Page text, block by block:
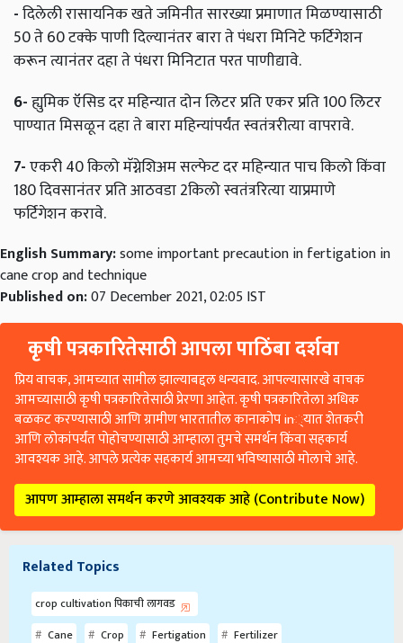
-दिलेली रासायनिक खते जमिनीत सारख्या प्रमाणात मिळण्यासाठी
50 ते 60 टक्के पाणी दिल्यानंतर बारा ते पंधरा मिनिटे फर्टिगेशन
करून त्यानंतर दहा ते पंधरा मिनिटात परत पाणीद्यावे.
6-ह्युमिक ऍसिड दर महिन्यात दोन लिटर प्रति एकर प्रति 100 लिटर
पाण्यात मिसळून दहा ते बारा महिन्यांपर्यंत स्वतंत्ररीत्या वापरावे.
7-एकरी 40 किलो मॅग्नेशिअम सल्फेट दर महिन्यात पाच किलो किंवा
180 दिवसानंतर प्रति आठवडा 2किलो स्वतंत्ररित्या याप्रमाणे
फर्टिगेशन करावे.
English Summary:some important precaution in fertigation in
cane crop and technique
Published on:07 December 2021, 02:05 IST
कृषी पत्रकारितेसाठी आपला पाठिंबा दर्शवा
प्रिय वाचक, आमच्यात सामील झाल्याबद्दल धन्यवाद. आपल्यासारखे वाचक
आमच्यासाठी कृषी पत्रकारितेसाठी प्रेरणा आहेत. कृषी पत्रकारितेला अधिक
बळकट करण्यासाठी आणि ग्रामीण भारतातील कानाकोप in्यात शेतकरी
आणि लोकांपर्यंत पोहोचण्यासाठी आम्हाला तुमचे समर्थन किंवा सहकार्य
आवश्यक आहे. आपले प्रत्येक सहकार्य आमच्या भविष्यासाठी मोलाचे आहे.
आपण आम्हाला समर्थन करणे आवश्यक आहे (Contribute Now)
Related Topics
crop cultivation पिकाची लागवड
Cane
Crop Fertigation Fertilizer